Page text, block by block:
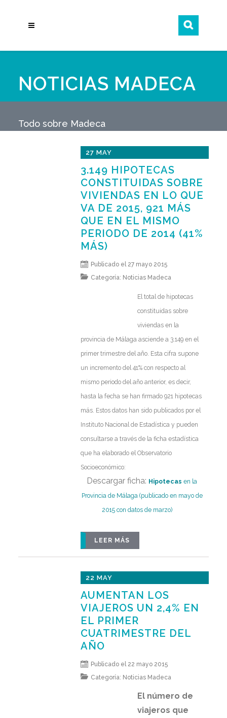
NOTICIAS MADECA
Todo sobre Madeca
27 MAY
3.149 HIPOTECAS
CONSTITUIDAS SOBRE
VIVIENDAS EN LO QUE
VA DE 2015, 921 MÁS
QUE EN EL MISMO
PERIODO DE 2014 (41%
MÁS)
Publicado el 27 mayo 2015
Categoría: Noticias Madeca
El total de hipotecas
constituidas sobre
viviendas en la
provincia de Málaga asciende a 3.149 en el
primer trimestre del año. Esta cifra supone
un incremento del 41% con respecto al
mismo periodo del año anterior, es decir,
hasta la fecha se han firmado 921 hipotecas
más. Estos datos han sido publicados por el
Instituto Nacional de Estadística y pueden
consultarse a través de la ficha estadística
que ha elaborado el Observatorio
Socioeconómico:
Descargar ficha: Hipotecasen la
Provincia de Málaga (publicado en mayo de
2015 con datos de marzo)
LEER MÁS
22 MAY
AUMENTAN LOS
VIAJEROS UN 2,4% EN
EL PRIMER
CUATRIMESTRE DEL
AÑO
Publicado el 22 mayo 2015
Categoría: Noticias Madeca
El número de
viajeros que